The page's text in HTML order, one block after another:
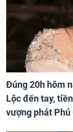
Đúng 20h hôm
Lộc đến tay,
vượng phát Phú